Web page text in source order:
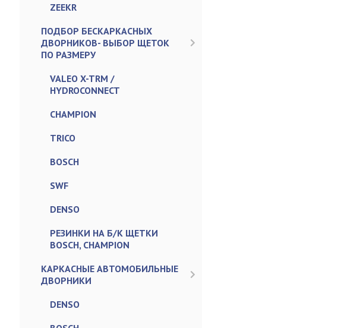
ZEEKR
ПОДБОР БЕСКАРКАСНЫХ
ДВОРНИКОВ- ВЫБОР ЩЕТОК
ПО РАЗМЕРУ
VALEO X-TRM /
HYDROCONNECT
CHAMPION
TRICO
BOSCH
SWF
DENSO
РЕЗИНКИ НА Б/К ЩЕТКИ
BOSCH, CHAMPION
КАРКАСНЫЕ АВТОМОБИЛЬНЫЕ
ДВОРНИКИ
DENSO